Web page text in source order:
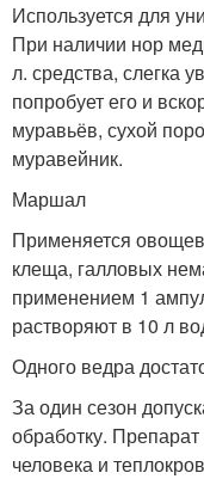
Используется для
При наличии нор
л. средства, слегка
попробует его и
муравьёв, сухой
муравейник.
Маршал
Применяется
клеща, галловых
применением 1
растворяют в 10 л
Одного ведра
За один сезон
обработку.
человека и